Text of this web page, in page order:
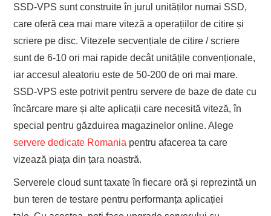
SSD-VPS sunt construite în jurul unităților numai SSD,
care oferă cea mai mare viteză a operațiilor de citire și
scriere pe disc. Vitezele secvențiale de citire / scriere
sunt de 6-10 ori mai rapide decât unitățile convenționale,
iar accesul aleatoriu este de 50-200 de ori mai mare.
SSD-VPS este potrivit pentru servere de baze de date cu
încărcare mare și alte aplicații care necesită viteză, în
special pentru găzduirea magazinelor online. Alege
servere dedicate Romania pentru afacerea ta care
vizează piața din țara noastră.
Serverele cloud sunt taxate în fiecare oră și reprezintă un
bun teren de testare pentru performanța aplicației